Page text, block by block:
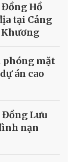
Hồ
tại Cảng
phóng mặt
án cao
Lưu
nạn